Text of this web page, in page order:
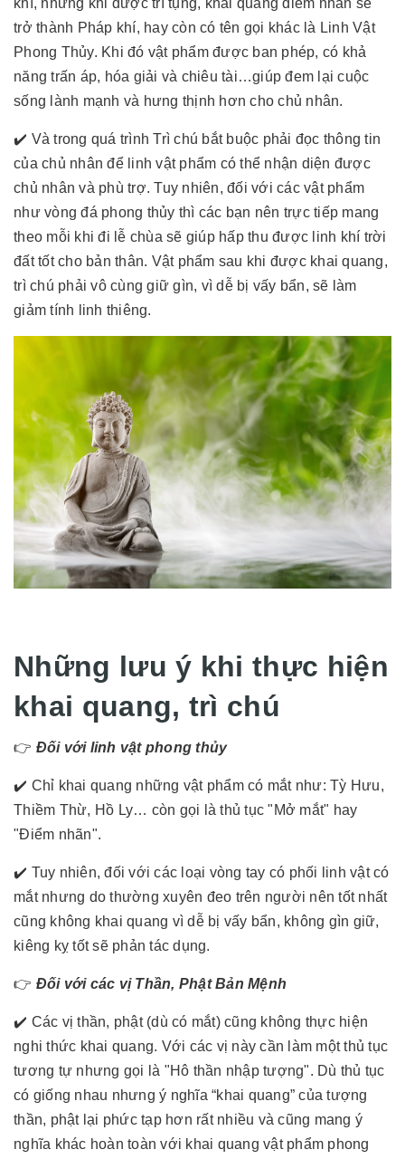
khí, nhưng khi được trì tụng, khai quang điểm nhãn sẽ
trở thành Pháp khí, hay còn có tên gọi khác là Linh Vật
Phong Thủy. Khi đó vật phẩm được ban phép, có khả
năng trấn áp, hóa giải và chiêu tài…giúp đem lại cuộc
sống lành mạnh và hưng thịnh hơn cho chủ nhân.
✔️ Và trong quá trình Trì chú bắt buộc phải đọc thông tin
của chủ nhân để linh vật phẩm có thể nhận diện được
chủ nhân và phù trợ. Tuy nhiên, đối với các vật phẩm
như vòng đá phong thủy thì các bạn nên trực tiếp mang
theo mỗi khi đi lễ chùa sẽ giúp hấp thu được linh khí trời
đất tốt cho bản thân. Vật phẩm sau khi được khai quang,
trì chú phải vô cùng giữ gìn, vì dễ bị vấy bẩn, sẽ làm
giảm tính linh thiêng.
Những lưu ý khi thực hiện
khai quang, trì chú
👉 Đối với linh vật phong thủy
✔️ Chỉ khai quang những vật phẩm có mắt như: Tỳ Hưu,
Thiềm Thừ, Hồ Ly… còn gọi là thủ tục "Mở mắt" hay
"Điểm nhãn".
✔️ Tuy nhiên, đối với các loại vòng tay có phối linh vật có
mắt nhưng do thường xuyên đeo trên người nên tốt nhất
cũng không khai quang vì dễ bị vấy bẩn, không gìn giữ,
kiêng kỵ tốt sẽ phản tác dụng.
👉 Đối với các vị Thần, Phật Bản Mệnh
✔️ Các vị thần, phật (dù có mắt) cũng không thực hiện
nghi thức khai quang. Với các vị này cần làm một thủ tục
tương tự nhưng gọi là "Hô thần nhập tượng". Dù thủ tục
có giống nhau nhưng ý nghĩa “khai quang” của tượng
thần, phật lại phức tạp hơn rất nhiều và cũng mang ý
nghĩa khác hoàn toàn với khai quang vật phẩm phong